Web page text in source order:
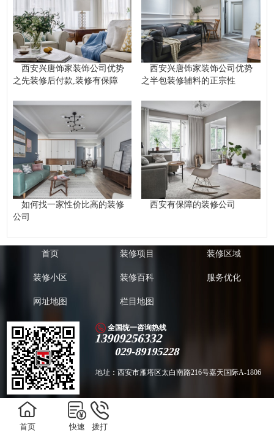
西安兴唐饰家装饰公司优势
之先装修后付款,装修有保障
西安兴唐饰家装饰公司优势
之半包装修辅料的正宗性
如何找一家性价比高的装修
公司
西安有保障的装修公司
首页 装修项目 装修区域
装修小区 装修百科 服务优化
网址地图 栏目地图
全国统一咨询热线
13909256332
029-89195228
地址：西安市雁塔区太白南路216号嘉天国际A-1806
版权所有 Copyright ©️ 2011-2018西安兴唐饰家装饰工程有限公司 备案号：
首页 快速 拨打